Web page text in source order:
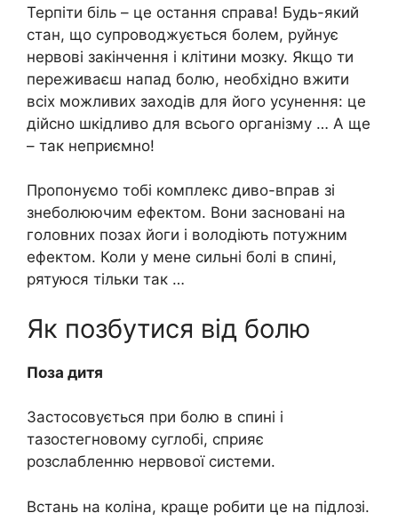
Терпіти біль – це остання справа! Будь-який
стан, що супроводжується болем, руйнує
нервові закінчення і клітини мозку. Якщо ти
переживаєш напад болю, необхідно вжити
всіх можливих заходів для його усунення: це
дійсно шкідливо для всього організму … А ще
– так неприємно!
Пропонуємо тобі комплекс диво-вправ зі
знеболюючим ефектом. Вони засновані на
головних позах йоги і володіють потужним
ефектом. Коли у мене сильні болі в спині,
рятуюся тільки так …
Як позбутися від болю
Поза дитя
Застосовується при болю в спині і
тазостегновому суглобі, сприяє
розслабленню нервової системи.
Встань на коліна, краще робити це на підлозі.